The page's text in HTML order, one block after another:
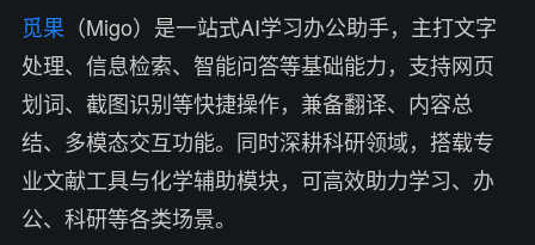
觅果 （Migo）是一站式AI学习办公助手，主打文字
处理、信息检索、智能问答等基础能力，支持网页
划词、截图识别等快捷操作，兼备翻译、内容总
结、多模态交互功能。同时深耕科研领域，搭载专
业文献工具与化学辅助模块，可高效助力学习、办
公、科研等各类场景。